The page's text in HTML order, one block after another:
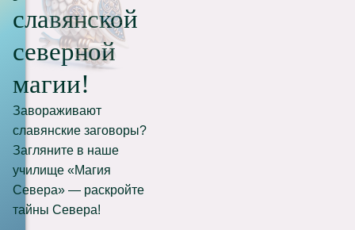
славянской
северной
магии!
Завораживают
славянские заговоры?
Загляните в наше
училище «Магия
Севера» — раскройте
тайны Севера!